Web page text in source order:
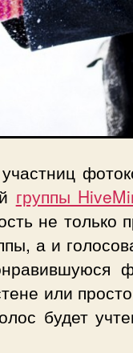
группы
не только
а и
или
будет